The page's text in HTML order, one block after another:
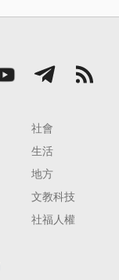
社會
生活
地方
文教科技
社福人權